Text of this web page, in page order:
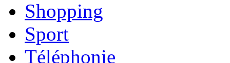
Shopping
Sport
Téléphonie